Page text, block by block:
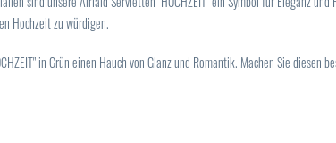
Hochzeit zu würdigen.
in Grün einen Hauch von Glanz und Romantik. Machen Sie diesen